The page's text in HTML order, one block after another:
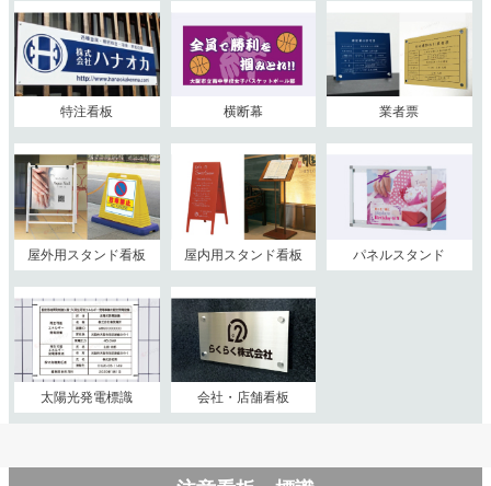
特注看板 横断幕 業者票
屋外用スタンド看板 屋内用スタンド看板 パネルスタンド
太陽光発電標識 会社・店舗看板